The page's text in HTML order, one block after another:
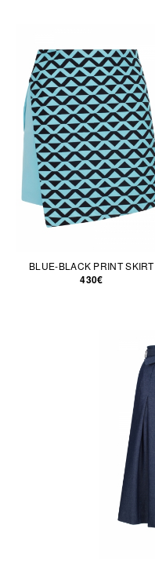
BLUE-BLACK PRINT SKIRT
430€